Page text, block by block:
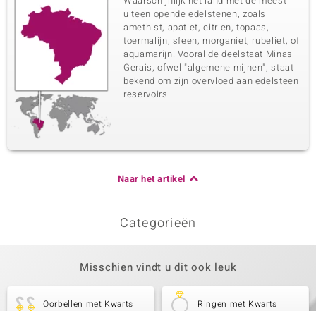
uiteenlopende edelstenen, zoals
amethist, apatiet, citrien, topaas,
toermalijn, sfeen, morganiet, rubeliet, of
aquamarijn. Vooral de deelstaat Minas
Gerais, ofwel "algemene mijnen", staat
bekend om zijn overvloed aan edelsteen
reservoirs.
Naar het artikel
Categorieën
Misschien vindt u dit ook leuk
Oorbellen met Kwarts Ringen met Kwarts